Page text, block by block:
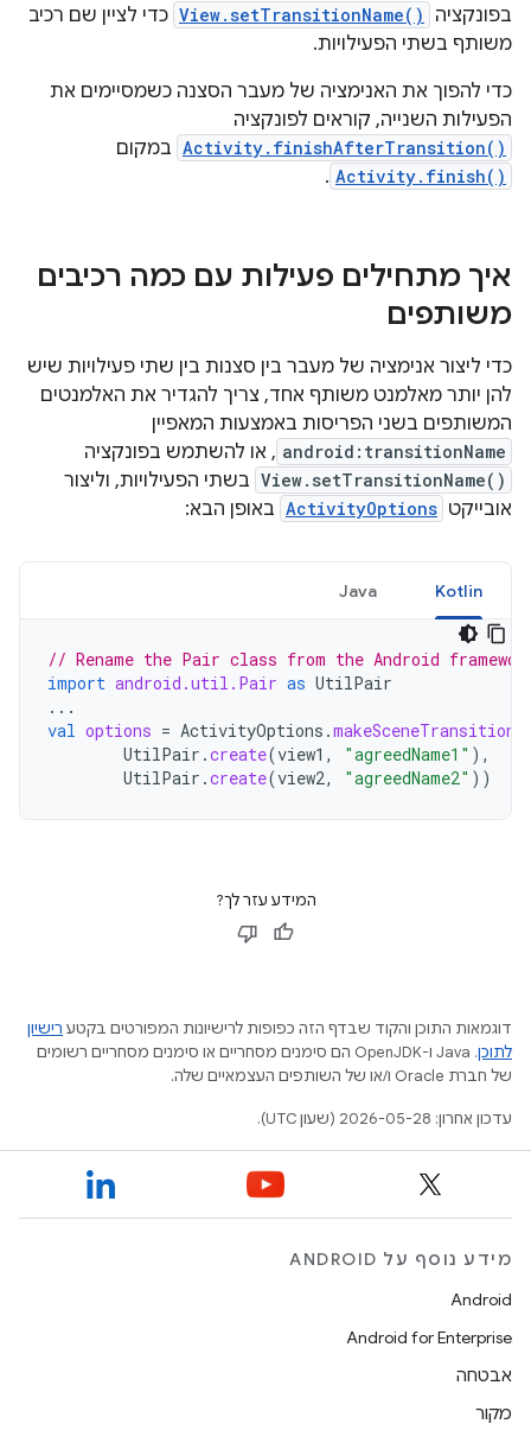
בפונקציה
View.setTransitionName() כדי לציין שם רכיב
משותף בשתי הפעילויות.
כדי להפוך את האנימציה של מעבר הסצנה כשמסיימים את
הפעילות השנייה, קוראים לפונקציה
Activity.finishAfterTransition() במקום
Activity.finish()
.
איך מתחילים פעילות עם כמה רכיבים
משותפים
כדי ליצור אנימציה של מעבר בין סצנות בין שתי פעילויות שיש
להן יותר מאלמנט משותף אחד, צריך להגדיר את האלמנטים
המשותפים בשני הפריסות באמצעות המאפיין
android:transitionName , או להשתמש בפונקציה
View.setTransitionName() בשתי הפעילויות, וליצור
אובייקט ActivityOptions באופן הבא:
Kotlin
Java
// Rename the Pair class from the Android
import android.util.Pair as UtilPair
...
val options = ActivityOptions .
UtilPair .create(view1 , "agreedName1" ),
UtilPair .create(view2, "agreedName2" ))
המידע עזר לך?
דוגמאות התוכן והקוד שבדף הזה כפופות לרישיונות המפורטים בקטע רישיון
לתוכן
.‏ Java ו-OpenJDK הם סימנים מסחריים או סימנים מסחריים רשומים
של חברת Oracle ו/או של השותפים העצמאיים שלה.
עדכון אחרון: 2026-05-28 (שעון UTC).
מידע נוסף על ANDROID
Android
Android for Enterprise
אבטחה
מקור